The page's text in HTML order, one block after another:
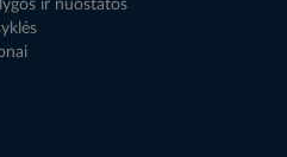
ir nuostatos